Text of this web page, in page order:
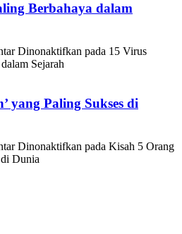
Berbahaya dalam
Dinonaktifkan pada 15 Virus
Sejarah
yang Paling Sukses di
Dinonaktifkan pada Kisah 5 Orang
di Dunia